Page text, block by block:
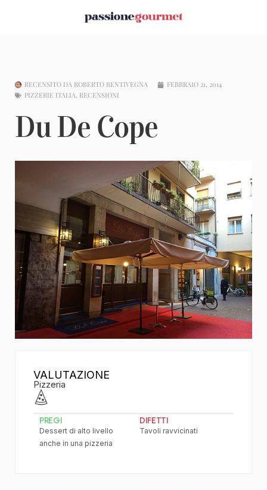
RECENSITO DA ROBERTO BENTIVEGNA
FEBBRAIO 21, 2014
PIZZERIE ITALIA, RECENSIONI
Du De Cope
VALUTAZIONE
Pizzeria
PREGI
Dessert di alto livello
anche in una pizzeria
DIFETTI
Tavoli ravvicinati